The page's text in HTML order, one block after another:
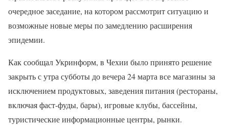
очередное заседание, на котором рассмотрит ситуацию и
возможные новые меры по замедлению расширения
эпидемии.
Как сообщал Укринформ, в Чехии было принято решение
закрыть с утра субботы до вечера 24 марта все магазины за
исключением продуктовых, заведения питания (рестораны,
включая фаст-фуды, бары), игровые клубы, бассейны,
туристические информационные центры, рынки.